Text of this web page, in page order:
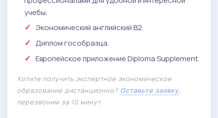
учебы.
Экономический английский B2.
Диплом гособразца.
Европейское приложение Diploma Supplement.
Хотите получить экспертное экономическое
образование дистанционно? Оставьте заявку,
перезвоним за 10 минут.